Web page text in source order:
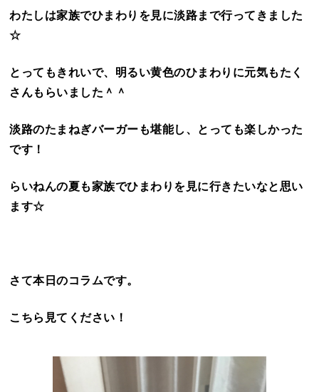
わたしは家族でひまわりを見に淡路まで行ってきました
☆
とってもきれいで、明るい黄色のひまわりに元気もたく
さんもらいました＾＾
淡路のたまねぎバーガーも堪能し、とっても楽しかった
です！
らいねんの夏も家族でひまわりを見に行きたいなと思い
ます☆
さて本日のコラムです。
こちら見てください！